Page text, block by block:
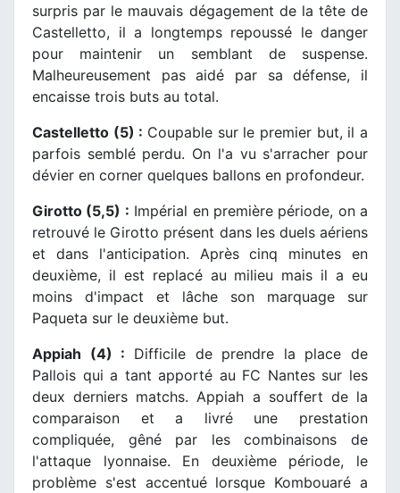
surpris par le mauvais dégagement de la tête de
Castelletto, il a longtemps repoussé le danger
pour maintenir un semblant de suspense.
Malheureusement pas aidé par sa défense, il
encaisse trois buts au total.
Castelletto (5) : Coupable sur le premier but, il a
parfois semblé perdu. On l'a vu s'arracher pour
dévier en corner quelques ballons en profondeur.
Girotto (5,5) : Impérial en première période, on a
retrouvé le Girotto présent dans les duels aériens
et dans l'anticipation. Après cinq minutes en
deuxième, il est replacé au milieu mais il a eu
moins d'impact et lâche son marquage sur
Paqueta sur le deuxième but.
Appiah (4) : Difficile de prendre la place de
Pallois qui a tant apporté au FC Nantes sur les
deux derniers matchs. Appiah a souffert de la
comparaison et a livré une prestation
compliquée, gêné par les combinaisons de
l'attaque lyonnaise. En deuxième période, le
problème s'est accentué lorsque Kombouaré a